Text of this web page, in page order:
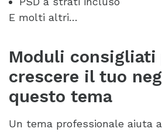
E molti altri…
Moduli consigliati
crescere il tuo
questo tema
Un tema professionale aiuta